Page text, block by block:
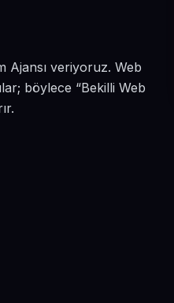
Ajansı veriyoruz. Web
böylece “Bekilli Web